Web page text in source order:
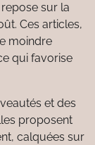
sur la
Ces articles,
moindre
qui favorise
et des
proposent
calquées sur